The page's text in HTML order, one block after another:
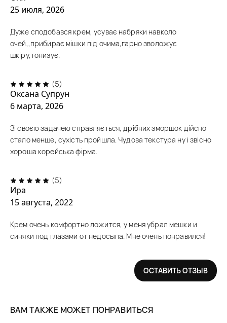
25 июля, 2026
Дуже сподобався крем, усуває набряки навколо
очей,,прибирає мішки під очима,гарно зволожує
шкіру,тонизує.
(5)
Оксана Супрун
6 марта, 2026
Зі своєю задачею справляється, дрібних зморшок дійсно
стало менше, сухість пройшла. Чудова текстура ну і звісно
хороша корейська фірма.
(5)
Ира
15 августа, 2022
Крем очень комфортно ложится, у меня убрал мешки и
синяки под глазами от недосыпа. Мне очень понравился!
ОСТАВИТЬ ОТЗЫВ
ВАМ ТАКЖЕ МОЖЕТ ПОНРАВИТЬСЯ